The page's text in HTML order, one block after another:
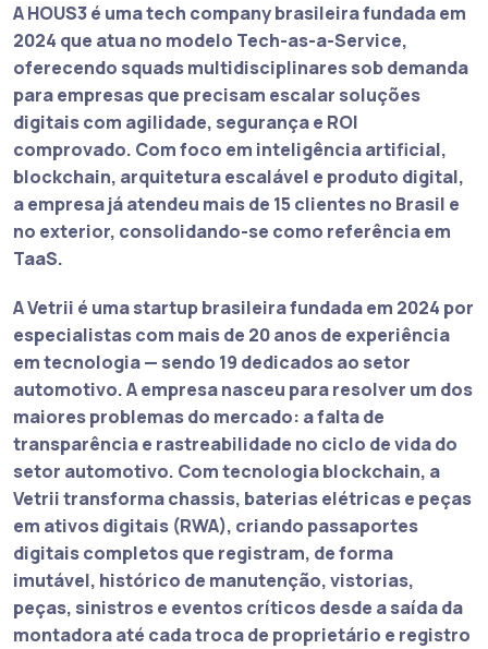
A HOUS3 é uma tech company brasileira fundada em
2024 que atua no modelo Tech-as-a-Service,
oferecendo squads multidisciplinares sob demanda
para empresas que precisam escalar soluções
digitais com agilidade, segurança e ROI
comprovado. Com foco em inteligência artificial,
blockchain, arquitetura escalável e produto digital,
a empresa já atendeu mais de 15 clientes no Brasil e
no exterior, consolidando-se como referência em
TaaS.
A Vetrii é uma startup brasileira fundada em 2024 por
especialistas com mais de 20 anos de experiência
em tecnologia — sendo 19 dedicados ao setor
automotivo. A empresa nasceu para resolver um dos
maiores problemas do mercado: a falta de
transparência e rastreabilidade no ciclo de vida do
setor automotivo. Com tecnologia blockchain, a
Vetrii transforma chassis, baterias elétricas e peças
em ativos digitais (RWA), criando passaportes
digitais completos que registram, de forma
imutável, histórico de manutenção, vistorias,
peças, sinistros e eventos críticos desde a saída da
montadora até cada troca de proprietário e registro